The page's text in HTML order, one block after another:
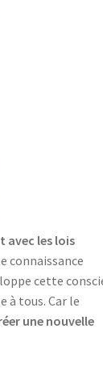
avec les lois
connaissance
cette
à tous. Car le
une nouvelle